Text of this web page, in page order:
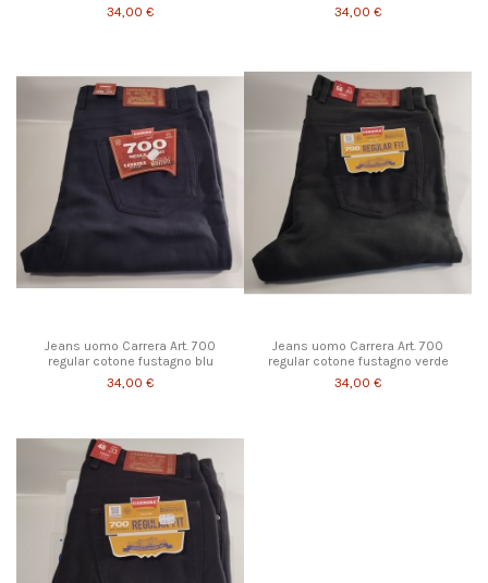
34,00 €
34,00 €
Jeans uomo Carrera Art. 700
regular cotone fustagno blu
34,00 €
Jeans uomo Carrera Art. 700
regular cotone fustagno verde
34,00 €